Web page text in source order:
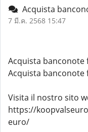
Acquista
7 มี.ค. 2568 15:47
Acquista banconote
Acquista banconote
Visita il nostro sito
https://
euro/